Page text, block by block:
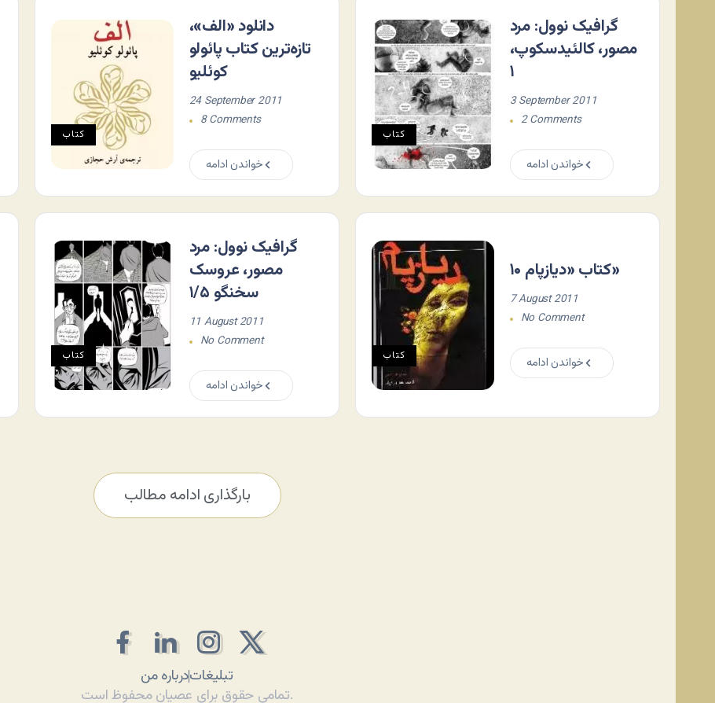
کتاب
دانلود «الف»،
تازه‌ترین کتاب پائولو
کوئلیو
24 September 2011
8 Comments
خواندن ادامه
کتاب
گرافیک نوول: مرد
مصور، کالئیدسکوپ،
۱
3 September 2011
2 Comments
خواندن ادامه
کتاب
گرافیک نوول: مرد
مصور، عروسک
سخنگو ۱/۵
11 August 2011
No Comment
خواندن ادامه
کتاب
کتاب «دیازپام ۱۰»
7 August 2011
No Comment
خواندن ادامه
بارگذاری ادامه مطالب
درباره منتبلیغات
تمامی حقوق برای عصیان محفوظ است.